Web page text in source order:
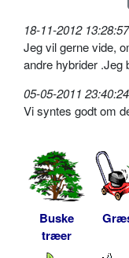
18-11-2012
Jeg vil gerne vide,
andre hybrider .Jeg
05-05-2011
Vi syntes godt om
Buske
træer